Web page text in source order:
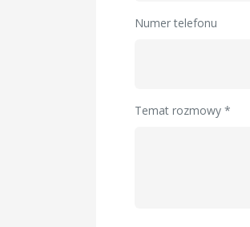
Numer telefonu
Temat rozmowy *